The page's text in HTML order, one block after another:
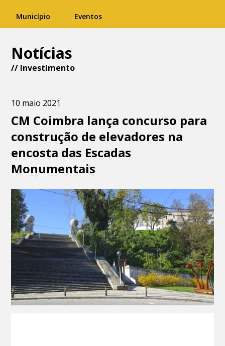
Município Eventos
Notícias
// Investimento
10 maio 2021
CM Coimbra lança concurso para
construção de elevadores na
encosta das Escadas
Monumentais